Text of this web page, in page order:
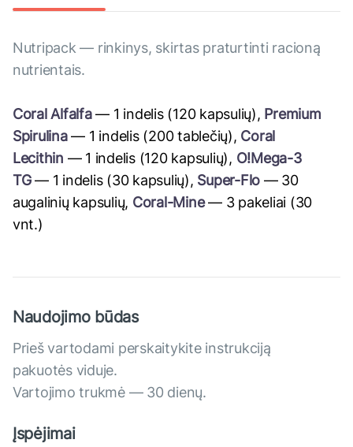
Nutripack — rinkinys, skirtas praturtinti racioną
nutrientais.
Coral Alfalfa — 1 indelis (120 kapsulių), Premium
Spirulina— 1 indelis (200 tablečių), Coral
Lecithin — 1 indelis (120 kapsulių), O!Mega-3
TG— 1 indelis (30 kapsulių), Super-Flo — 30
augalinių kapsulių, Coral-Mine — 3 pakeliai (30
vnt.)
Naudojimo būdas
Prieš vartodami perskaitykite instrukciją
pakuotės viduje.
Vartojimo trukmė — 30 dienų.
Įspėjimai